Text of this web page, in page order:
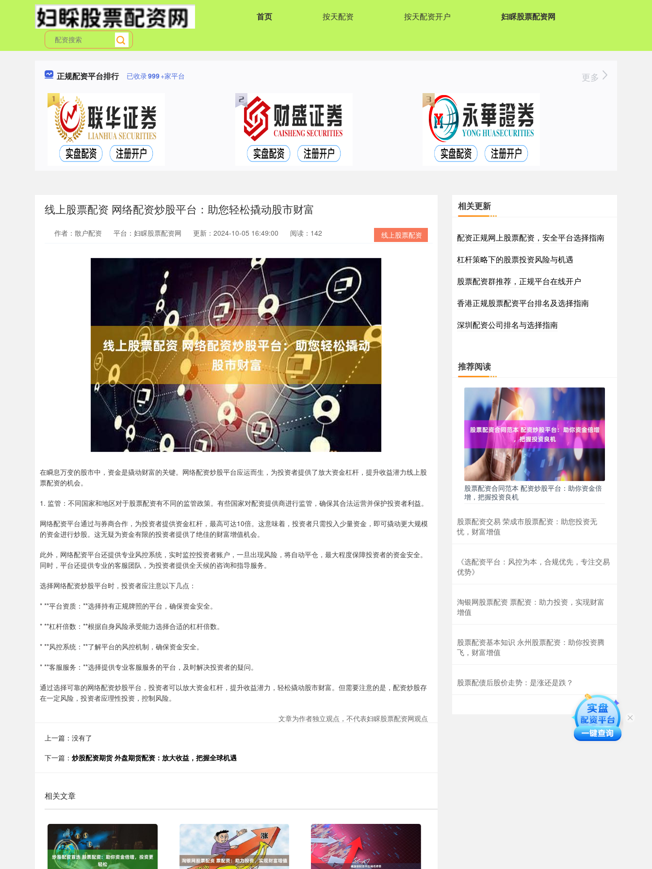
首页 按天配资 按天配资开户 妇睬股票配资网
正规配资平台排行 已收录999+家平台 更多
线上股票配资 网络配资炒股平台：助您轻松撬动股市财富
线上股票配资
作者：散户配资 平台：妇睬股票配资网 更新：2024-10-05 16:49:00 阅读：142
在瞬息万变的股市中，资金是撬动财富的关键。网络配资炒股平台应运而生，为投资者提供了放大资金杠杆，提升收益潜力线上股
票配资的机会。
1. 监管：不同国家和地区对于股票配资有不同的监管政策。有些国家对配资提供商进行监管，确保其合法运营并保护投资者利益。
网络配资平台通过与券商合作，为投资者提供资金杠杆，最高可达10倍。这意味着，投资者只需投入少量资金，即可撬动更大规模
的资金进行炒股。这无疑为资金有限的投资者提供了绝佳的财富增值机会。
此外，网络配资平台还提供专业风控系统，实时监控投资者账户，一旦出现风险，将自动平仓，最大程度保障投资者的资金安全。
同时，平台还提供专业的客服团队，为投资者提供全天候的咨询和指导服务。
选择网络配资炒股平台时，投资者应注意以下几点：
* **平台资质：**选择持有正规牌照的平台，确保资金安全。
* **杠杆倍数：**根据自身风险承受能力选择合适的杠杆倍数。
* **风控系统：**了解平台的风控机制，确保资金安全。
* **客服服务：**选择提供专业客服服务的平台，及时解决投资者的疑问。
通过选择可靠的网络配资炒股平台，投资者可以放大资金杠杆，提升收益潜力，轻松撬动股市财富。但需要注意的是，配资炒股存
在一定风险，投资者应理性投资，控制风险。
文章为作者独立观点，不代表妇睬股票配资网观点
上一篇：没有了
下一篇： 炒股配资期货 外盘期货配资：放大收益，把握全球机遇
相关文章
相关更新
配资正规网上股票配资，安全平台选择指南
杠杆策略下的股票投资风险与机遇
股票配资群推荐，正规平台在线开户
香港正规股票配资平台排名及选择指南
深圳配资公司排名与选择指南
推荐阅读
股票配资合同范本 配资炒股平台：助你资金倍
增，把握投资良机
股票配资交易 荣成市股票配资：助您投资无
忧，财富增值
《选配资平台：风控为本，合规优先，专注交易
优势》
淘银网股票配资 票配资：助力投资，实现财富
增值
股票配资基本知识 永州股票配资：助你投资腾
飞，财富增值
股票配债后股价走势：是涨还是跌？